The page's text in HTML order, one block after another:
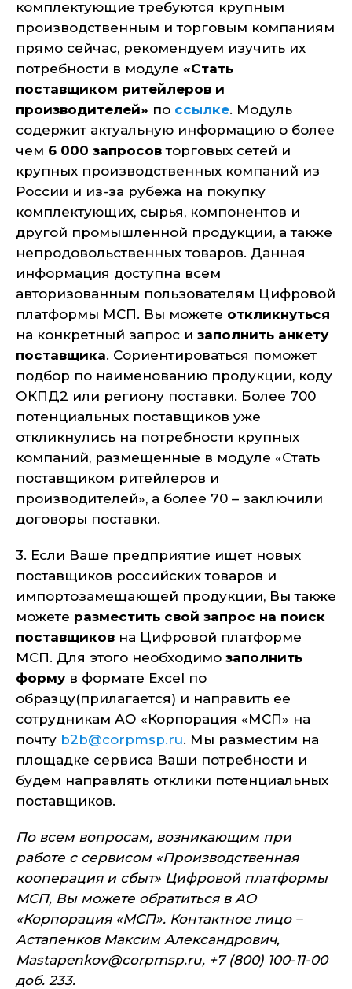
комплектующие требуются крупным
производственным и торговым компаниям
прямо сейчас, рекомендуем изучить их
потребности в модуле «Стать
поставщиком ритейлеров и
производителей» по ссылке. Модуль
содержит актуальную информацию о более
чем 6 000 запросов торговых сетей и
крупных производственных компаний из
России и из-за рубежа на покупку
комплектующих, сырья, компонентов и
другой промышленной продукции, а также
непродовольственных товаров. Данная
информация доступна всем
авторизованным пользователям Цифровой
платформы МСП. Вы можете откликнуться
на конкретный запрос и заполнить анкету
поставщика. Сориентироваться поможет
подбор по наименованию продукции, коду
ОКПД2 или региону поставки. Более 700
потенциальных поставщиков уже
откликнулись на потребности крупных
компаний, размещенные в модуле «Стать
поставщиком ритейлеров и
производителей», а более 70 – заключили
договоры поставки.
3. Если Ваше предприятие ищет новых
поставщиков российских товаров и
импортозамещающей продукции, Вы также
можете разместить свой запрос на поиск
поставщиков на Цифровой платформе
МСП. Для этого необходимо заполнить
форму в формате Excel по
образцу(прилагается) и направить ее
сотрудникам АО «Корпорация «МСП» на
почту b2b@corpmsp.ru. Мы разместим на
площадке сервиса Ваши потребности и
будем направлять отклики потенциальных
поставщиков.
По всем вопросам, возникающим при
работе с сервисом «Производственная
кооперация и сбыт» Цифровой платформы
МСП, Вы можете обратиться в АО
«Корпорация «МСП». Контактное лицо –
Астапенков Максим Александрович,
Mastapenkov@corpmsp.ru, +7 (800) 100-11-00
доб. 233.